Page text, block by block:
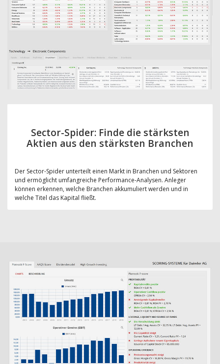
Sector-Spider: Finde die stärksten
Aktien aus den stärksten Branchen
Der Sector-Spider unterteilt einen Markt in Branchen und Sektoren
und ermöglicht umfangreiche Performance-Analysen. Anleger
können erkennen, welche Branchen akkumuliert werden und in
welche Titel das Kapital fließt.